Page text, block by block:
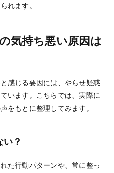
れます。
気持ち悪い原因は
感じる要因には、やらせ疑惑
います。こちらでは、実際に
をもとに整理してみます。
？
た行動パターンや、常に整っ